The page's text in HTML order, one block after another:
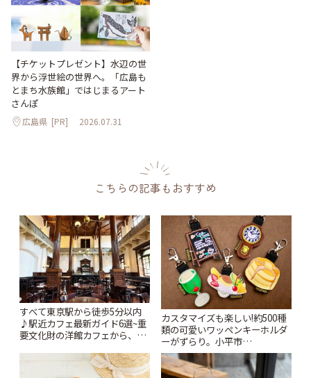
【チケットプレゼント】水辺の世
界から浮世絵の世界へ。「広島も
とまち水族館」ではじまるアート
さんぽ
広島県 [PR] 2026.07.31
こちらの記事もおすすめ
すべて東京駅から徒歩5分以内
♪駅近カフェ最新ガイド6選~重
要文化財の洋館カフェから、改
カスタマイズも楽しい!約500種
類の可愛いワッペンキーホルダ
ーがずらり。小平市
「Kimamaya T&K」 | ことりっ
ぷ